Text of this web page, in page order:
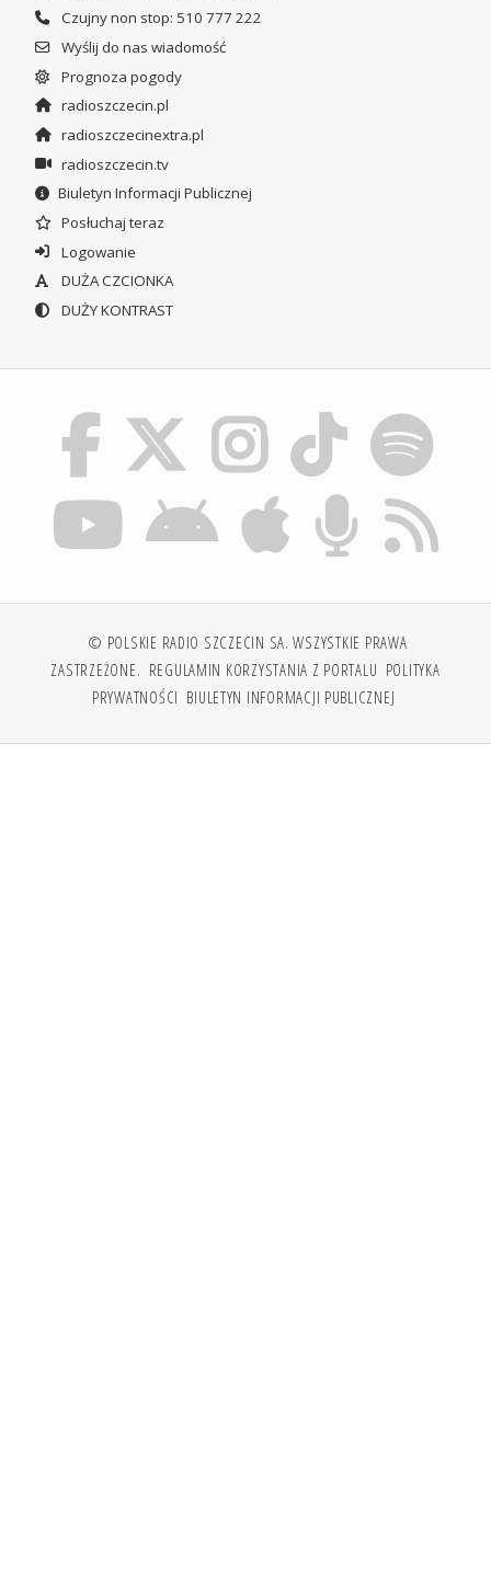
Czujny non stop: 510 777 222
Wyślij do nas wiadomość
Prognoza pogody
radioszczecin.pl
radioszczecinextra.pl
radioszczecin.tv
Biuletyn Informacji Publicznej
Posłuchaj teraz
Logowanie
DUŻA CZCIONKA
DUŻY KONTRAST
© POLSKIE RADIO SZCZECIN SA. WSZYSTKIE PRAWA
ZASTRZEŻONE. REGULAMIN KORZYSTANIA Z PORTALU POLITYKA
PRYWATNOŚCI BIULETYN INFORMACJI PUBLICZNEJ